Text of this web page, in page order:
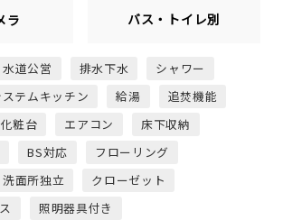
ラ バス・トイレ別
水道公営 排水下水
シャワー
ステムキッチン 給湯
追焚機能
粧台
エアコン
床下収納
BS対応
フローリング
洗面所独立
クローゼット
照明器具付き